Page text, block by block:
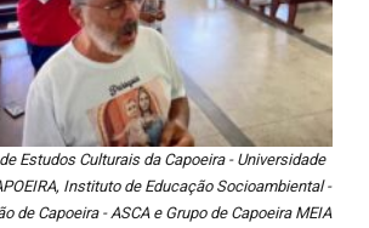
Estudos Culturais da Capoeira - Universidade
Instituto de Educação Socioambiental -
de Capoeira - ASCA e Grupo de Capoeira MEIA